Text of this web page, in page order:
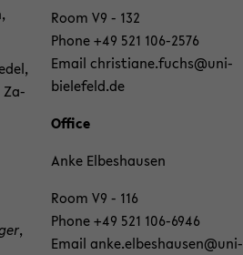
ti­
on
wech­
seln
Room V9 - 132
Phone +49 521 106-​2576
Email chris­tia­ne.fuchs@uni-​
bielefeld.de
Of­fice
Anke El­be­s­hau­sen
Room V9 - 116
Phone +49 521 106-​6946
Email anke.el­be­s­hau­sen@uni-​
Za­
,